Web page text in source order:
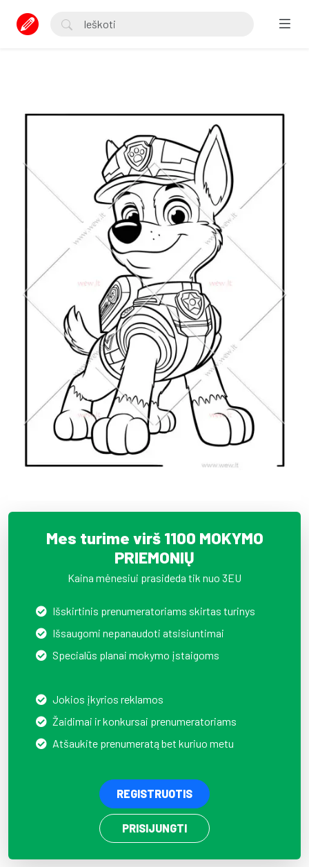
Mes turime virš 1100 MOKYMO
PRIEMONIŲ
Kaina mėnesiui prasideda tik nuo 3EU
Išskirtinis prenumeratoriams skirtas turinys
Išsaugomi nepanaudoti atsisiuntimai
Specialūs planai mokymo įstaigoms
Jokios įkyrios reklamos
Žaidimai ir konkursai prenumeratoriams
Atšaukite prenumeratą bet kuriuo metu
REGISTRUOTIS
PRISIJUNGTI